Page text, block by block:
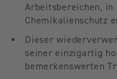
Arbeitsbereichen,
Chemikalienschutz
Dieser
seiner einzigartig
bemerkenswerten